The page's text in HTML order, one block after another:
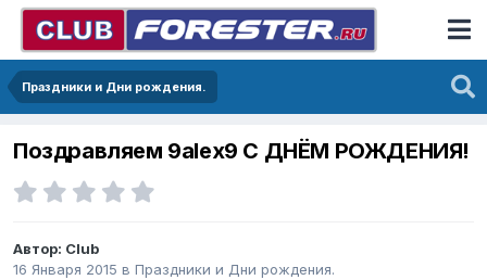
Праздники и Дни рождения.
Поздравляем 9alex9 С ДНЁМ РОЖДЕНИЯ!
Автор: Club
16 Января 2015 в Праздники и Дни рождения.